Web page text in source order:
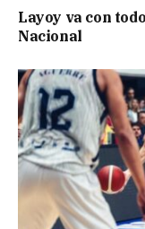
Layoy va con
Nacional